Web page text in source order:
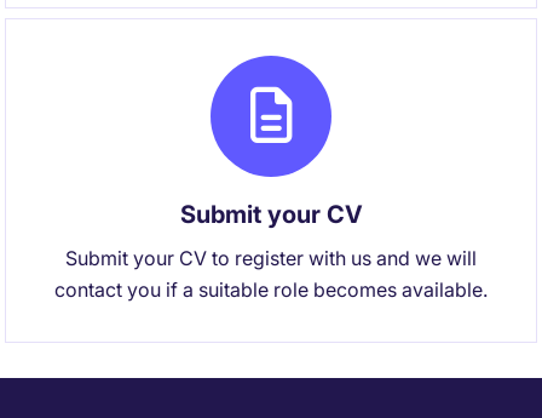
Submit your CV
Submit your CV to register with us and we will
contact you if a suitable role becomes available.